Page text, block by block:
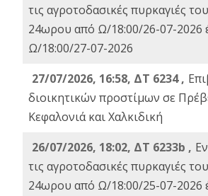
τις αγροτοδασικές πυρκαγιές
24ωρου από Ω/18:00/26-07-2026
Ω/18:00/27-07-2026
27/07/2026, 16:58, ΔΤ 6234 ,
διοικητικών προστίμων σε
Κεφαλονιά και Χαλκιδική
26/07/2026, 18:02, ΔΤ 6233b ,
τις αγροτοδασικές πυρκαγιές
24ωρου από Ω/18:00/25-07-2026